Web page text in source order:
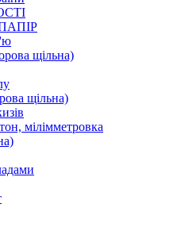
щільна)
щільна)
мілімметровка